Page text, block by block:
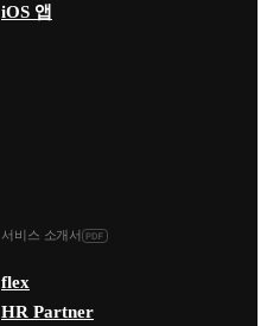
iOS 앱
서비스 소개서
flex
HR Partner